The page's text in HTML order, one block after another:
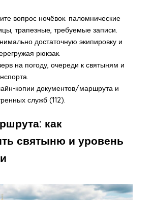
вопрос ночёвок: паломнические
трапезные, требуемые записи.
достаточную экипировку и
рюкзак.
на погоду, очереди к святыням и
копии документов/маршрута и
служб (112).
как
святыню и уровень